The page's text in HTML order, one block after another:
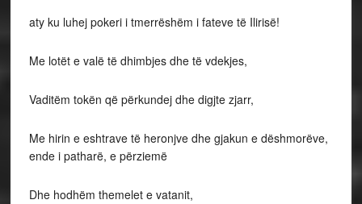
aty ku luhej pokeri i tmerrëshëm i fateve të Ilirisë!
Me lotët e valë të dhimbjes dhe të vdekjes,
Vaditëm tokën që përkundej dhe digjte zjarr,
Me hirin e eshtrave të heronjve dhe gjakun e dëshmorëve,
ende i patharë, e përziemë
Dhe hodhëm themelet e vatanit,